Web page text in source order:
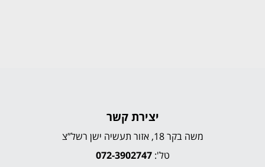
יצירת קשר
משה בקר 18, אזור תעשיה ישן רשל”צ
טל':072-3902747